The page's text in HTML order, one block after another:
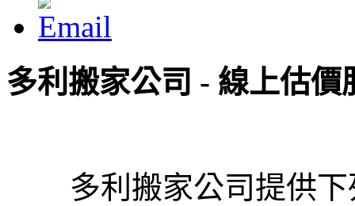
多利搬家公司 - 線上估價
多利搬家公司提供下